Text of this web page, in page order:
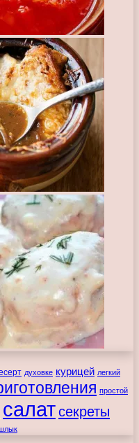
духовке курицей легкий
простой
салатсекреты